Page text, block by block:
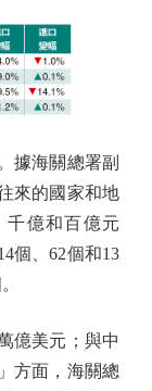
海關總署副
來的國家和地
千億和百億元
個、62個和13
億美元；與中
方面，海關總